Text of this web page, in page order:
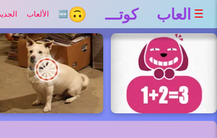
☰ العاب كوتـــ 🙃 🆕 الألعاب الجديدة